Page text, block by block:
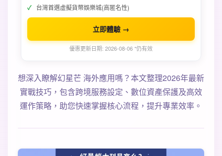
台灣首選虛擬貨幣娛樂城(高匿名性)
立即體驗 →
優惠更新日期: 2026-08-06 *仍有效
想深入瞭解幻星芒 海外應用嗎？本文整理2026年最新
實戰技巧，包含跨境服務設定、數位資產保護及高效
運作策略，助您快速掌握核心流程，提升專業效率。